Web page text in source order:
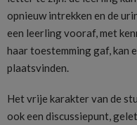
opnieuw intrekken en de
een leerling vooraf, met
haar toestemming gaf, kan
plaatsvinden.
Het vrije karakter van de
ook een discussiepunt,